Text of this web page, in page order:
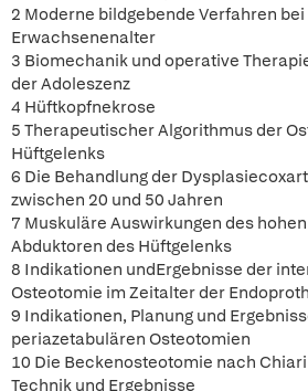
2 Moderne bildgebende Verfahren
Erwachsenenalter
3 Biomechanik und operative
der Adoleszenz
4 Hüftkopfnekrose
5 Therapeutischer Algorithmus der
Hüftgelenks
6 Die Behandlung der
zwischen 20 und 50 Jahren
7 Muskuläre Auswirkungen des
Abduktoren des Hüftgelenks
8 Indikationen undErgebnisse der
Osteotomie im Zeitalter der
9 Indikationen, Planung und
periazetabulären Osteotomien
10 Die Beckenosteotomie nach
Technik und Ergebnisse